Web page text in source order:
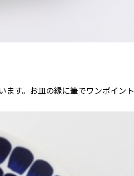
ます。お皿の縁に筆でワンポイント